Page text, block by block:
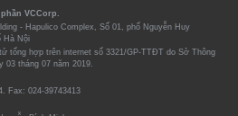
VCCorp.
- Hapulico Complex, Số 01, phố Nguyễn Huy
Hà Nội
tổng hợp trên internet số 3321/GP-TTĐT do Sở Thông
03 tháng 07 năm 2019.
Fax: 024-39743413